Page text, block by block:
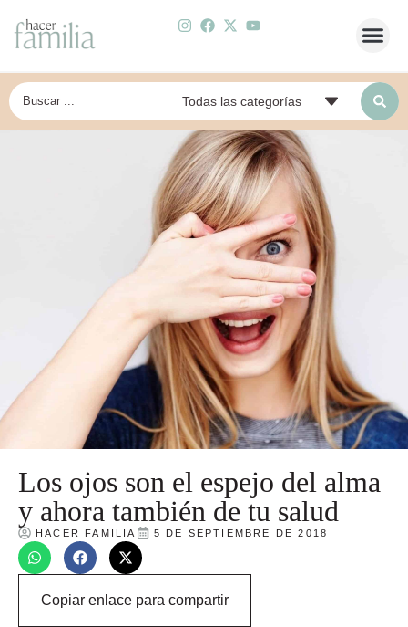
Los ojos son el espejo del alma
y ahora también de tu salud
HACER FAMILIA 5 DE SEPTIEMBRE DE 2018
Copiar enlace para compartir